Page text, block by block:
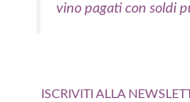
vino pagati con soldi
ISCRIVITI ALLA